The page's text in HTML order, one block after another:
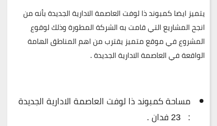
يتميز ايضا كمبوند ذا لوفت العاصمة الادارية الجديدة بأنه من
انجح المشاريع التي قامت به الشركة المطورة وذلك لوقوع
المشروع في موقع متميز يقترب من اهم المناطق الهامة
الواقعة في العاصمة الادارية الجديدة .
مساحة كمبوند ذا لوفت العاصمة الادارية الجديدة
: 23 فدان .